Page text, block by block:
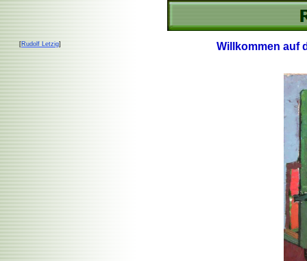
[Rudolf Letzig] Willkommen auf